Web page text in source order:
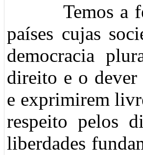
Temos a
países cujas
democracia
direito e o dever
e exprimirem
respeito pelos
liberdades